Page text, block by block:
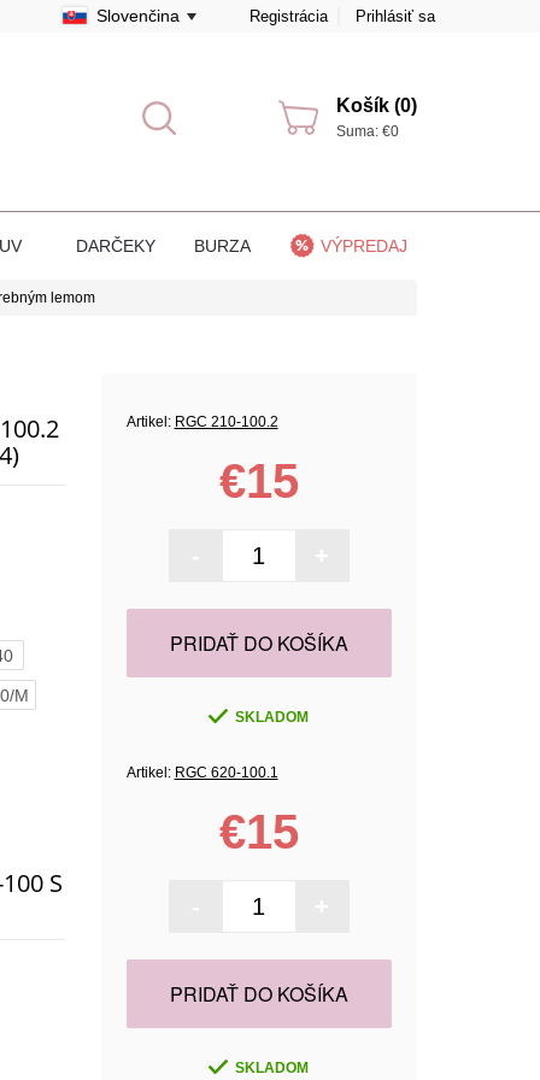
Slovenčina Registrácia Prihlásiť sa
Košík (0)
Suma: €0
DARČEKY BURZA VÝPREDAJ
lemom
M
S
Artikel: RGC 210-100.2
€15
PRIDAŤ DO KOŠÍKA
SKLADOM
Artikel: RGC 620-100.1
€15
PRIDAŤ DO KOŠÍKA
SKLADOM